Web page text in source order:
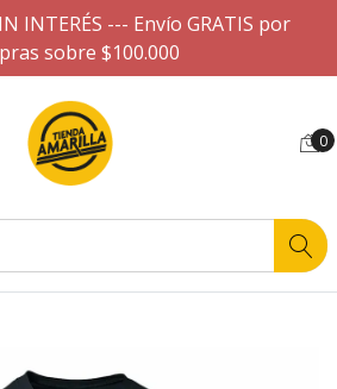
INTERÉS --- Envío GRATIS por
sobre $100.000
0